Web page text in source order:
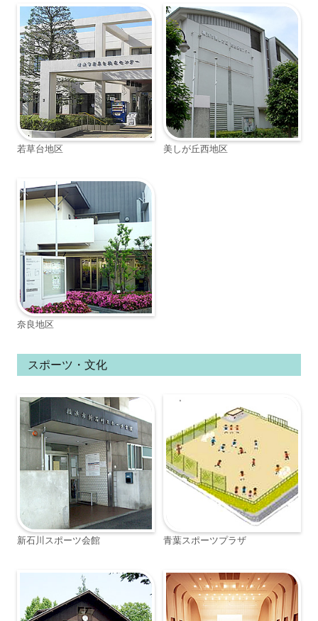
若草台地区 美しが丘西地区
奈良地区
スポーツ・文化
新石川スポーツ会館 青葉スポーツプラザ